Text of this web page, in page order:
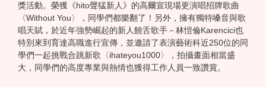
獎活動。榮獲《hito聲猛新人》的高爾宣現場更演唱招牌歌曲
〈Without You〉，同學們都樂翻了！另外，擁有獨特嗓音與歌
唱天賦，於近年強勢崛起的新人饒舌歌手－林愷倫Karencici也
特別來到育達高職進行宣傳，並邀請了表演藝術科近250位的同
學們一起挑戰合跳新歌〈ihateyou1000〉，拍攝畫面相當盛
大，同學們的高度專業與熱情也獲得工作人員一致讚賞。